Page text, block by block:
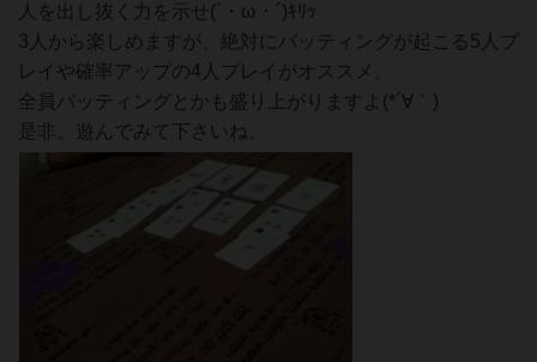
人を出し抜く力を示せ(`・ω・´)ｷﾘｯ
3人から楽しめますが、絶対にバッティングが起こる5人プ
レイや確率アップの4人プレイがオススメ。
全員バッティングとかも盛り上がりますよ(*´∀｀)
是非、遊んでみて下さいね。